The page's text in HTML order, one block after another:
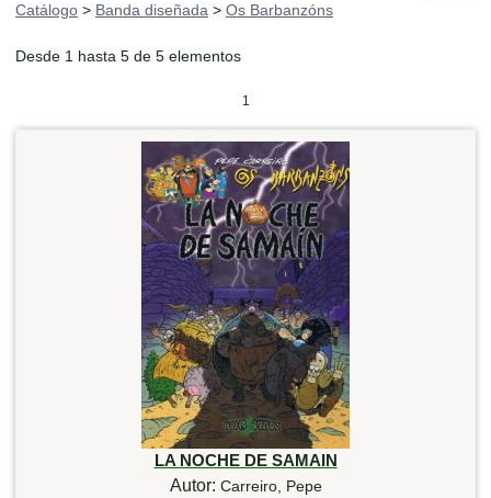
Catálogo > Banda diseñada > Os Barbanzóns
Desde 1 hasta 5 de 5 elementos
1
LA NOCHE DE SAMAIN
Autor: Carreiro, Pepe